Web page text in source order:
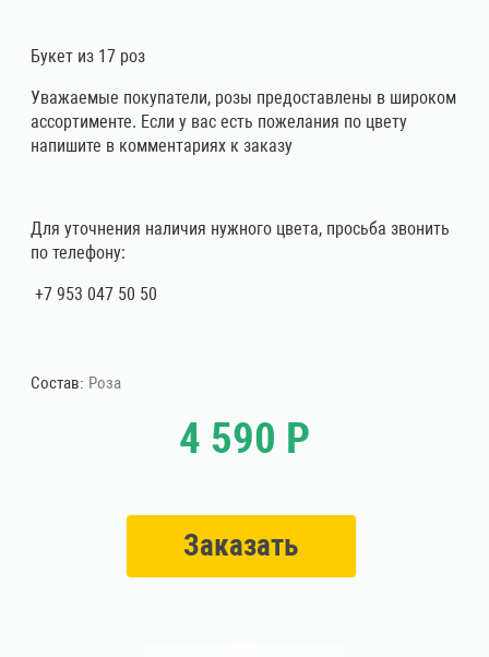
Букет из 17 роз
Уважаемые покупатели, розы предоставлены в широком
ассортименте. Если у вас есть пожелания по цвету
напишите в комментариях к заказу
Для уточнения наличия нужного цвета, просьба звонить
по телефону:
+7 953 047 50 50
Состав: Роза
4 590 Р
Заказать